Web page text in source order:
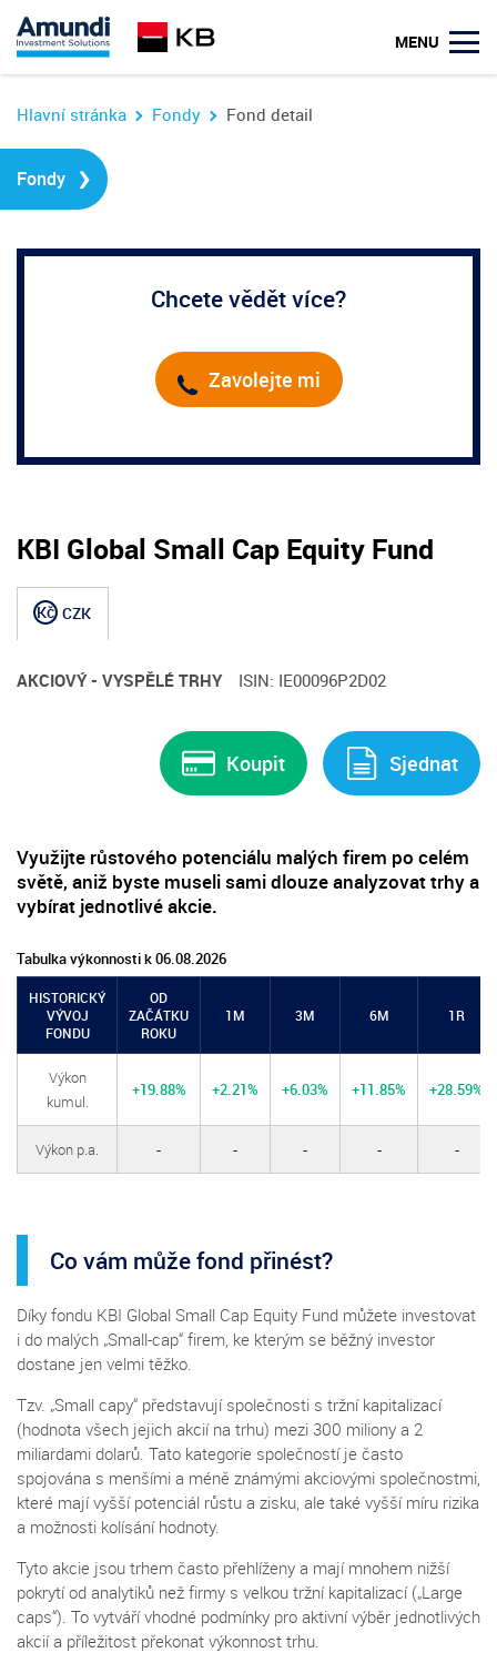
MENU
Hlavní stránka Fondy Fond detail
Fondy ›
Chcete vědět více?
Zavolejte mi
KBI Global Small Cap Equity Fund
Kč CZK
AKCIOVÝ - VYSPĚLÉ TRHY ISIN: IE00096P2D02
Koupit Sjednat
Využijte růstového potenciálu malých firem po celém
světě, aniž byste museli sami dlouze analyzovat trhy a
vybírat jednotlivé akcie.
Tabulka výkonnosti k 06.08.2026
HISTORICKÝ
VÝVOJ
FONDU
OD
ZAČÁTKU
ROKU
1M 3M 6M 1R
Výkon
kumul.
+19.88% +2.21% +6.03% +11.85% +28.59%
Výkon p.a. - - - - -
Co vám může fond přinést?
Díky fondu KBI Global Small Cap Equity Fund můžete investovat
i do malých „Small-cap“ firem, ke kterým se běžný investor
dostane jen velmi těžko.
Tzv. „Small capy“ představují společnosti s tržní kapitalizací
(hodnota všech jejich akcií na trhu) mezi 300 miliony a 2
miliardami dolarů. Tato kategorie společností je často
spojována s menšími a méně známými akciovými společnostmi,
které mají vyšší potenciál růstu a zisku, ale také vyšší míru rizika
a možnosti kolísání hodnoty.
Tyto akcie jsou trhem často přehlíženy a mají mnohem nižší
pokrytí od analytiků než firmy s velkou tržní kapitalizací („Large
caps“). To vytváří vhodné podmínky pro aktivní výběr jednotlivých
akcií a příležitost překonat výkonnost trhu.